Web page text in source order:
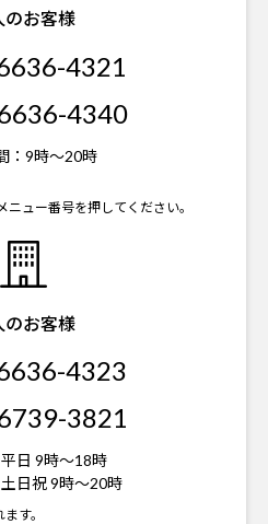
のお客様
4321
4340
： 9時～20時
ュー番号を押してください。
のお客様
4323
3821
平日 9時～18時
土日祝 9時～20時
す。